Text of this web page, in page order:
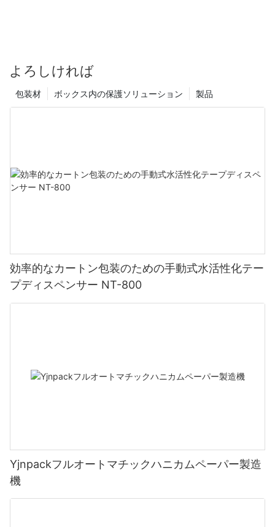
よろしければ
製品
ボックス内の保護ソリューション
包装材
効率的なカートン包装のための手動式水活性化テー
プディスペンサー NT-800
Yjnpackフルオートマチックハニカムペーパー製造
機